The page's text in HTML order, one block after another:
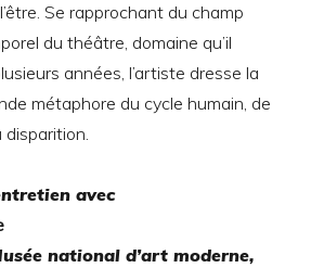
Se rapprochant du champ
du théâtre, domaine qu’il
années, l’artiste dresse la
métaphore du cycle humain, de
disparition.
avec
national d’art moderne,